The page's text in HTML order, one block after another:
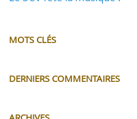
MOTS CLÉS
DERNIERS COMMENTAIRES